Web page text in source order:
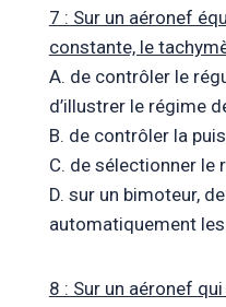
7 : Sur un aéronef
constante, le
A. de contrôler le
d’illustrer le régime
B. de contrôler la
C. de sélectionner le
D. sur un bimoteur,
automatiquement
8 : Sur un aéronef